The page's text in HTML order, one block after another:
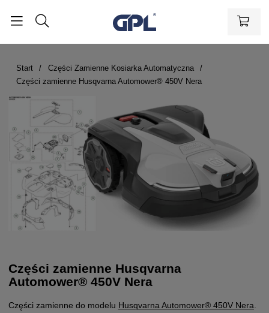
Start
Części Zamienne Kosiarka Automatyczna
Części zamienne Husqvarna Automower® 450V Nera
Części zamienne Husqvarna
Automower® 450V Nera
Części zamienne do modelu Husqvarna Automower® 450V Nera.